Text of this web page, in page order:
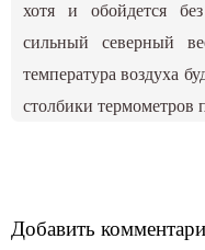
хотя и обойдется
сильный северный
температура воздуха
столбики термометров
Добавить